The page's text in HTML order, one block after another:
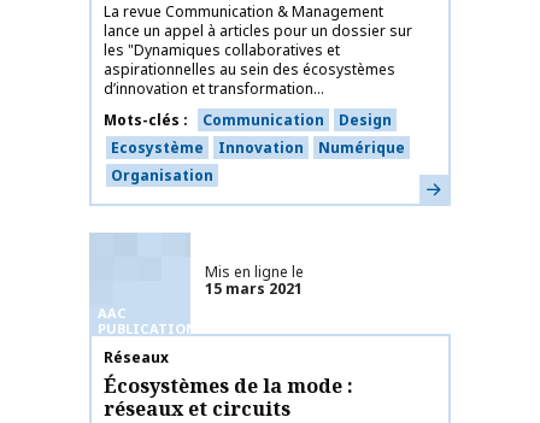
La revue Communication & Management
lance un appel à articles pour un dossier sur
les "Dynamiques collaboratives et
aspirationnelles au sein des écosystèmes
d’innovation et transformation...
Mots-clés
Communication
Design
Ecosystème
Innovation
Numérique
Organisation
En savoir plus
AAC
PUBLICATIONS
Mis en ligne le
15 mars 2021
Nom de la publication
Réseaux
Écosystèmes de la mode :
réseaux et circuits